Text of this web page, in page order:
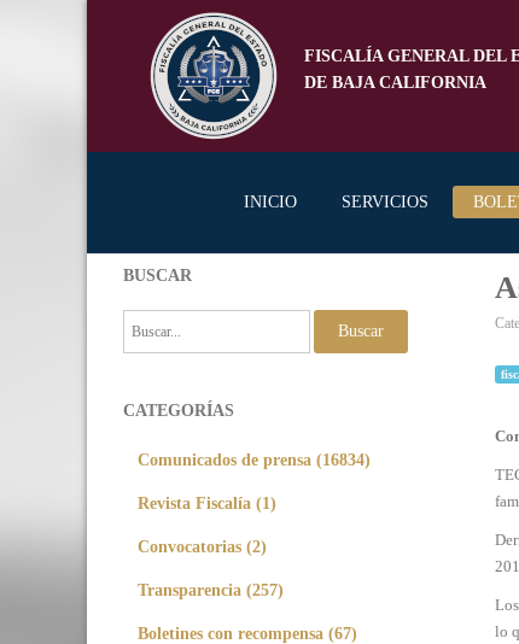
FISCALÍA GENERAL DEL
DE BAJA CALIFORNIA
INICIO SERVICIOS
BUSCAR
Buscar
CATEGORÍAS
Comunicados de prensa (16834)
Revista Fiscalía (1)
Convocatorias (2)
Transparencia (257)
Boletines con recompensa (67)
lo